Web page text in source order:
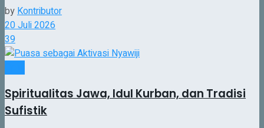
by Kontributor
20 Juli 2026
39
Spiritualitas Jawa, Idul Kurban, dan Tradisi
Sufistik